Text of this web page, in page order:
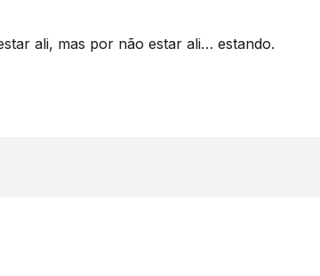
ali, mas por não estar ali… estando.